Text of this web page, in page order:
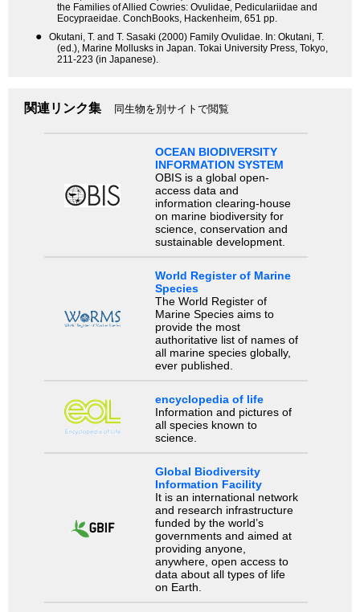
the Families of Allied Cowries: Ovulidae, Pediculariidae and
Eocypraeidae. ConchBooks, Hackenheim, 651 pp.
●
Okutani, T. and T. Sasaki (2000) Family Ovulidae. In: Okutani, T.
(ed.), Marine Mollusks in Japan. Tokai University Press, Tokyo,
211-223 (in Japanese).
関連リンク集 同生物を別サイトで閲覧
OCEAN BIODIVERSITY
INFORMATION SYSTEM
OBIS is a global open-
access data and
information clearing-house
on marine biodiversity for
science, conservation and
sustainable development.
World Register of Marine
Species
The World Register of
Marine Species aims to
provide the most
authoritative list of names of
all marine species globally,
ever published.
encyclopedia of life
Information and pictures of
all species known to
science.
Global Biodiversity
Information Facility
It is an international network
and research infrastructure
funded by the world’s
governments and aimed at
providing anyone,
anywhere, open access to
data about all types of life
on Earth.